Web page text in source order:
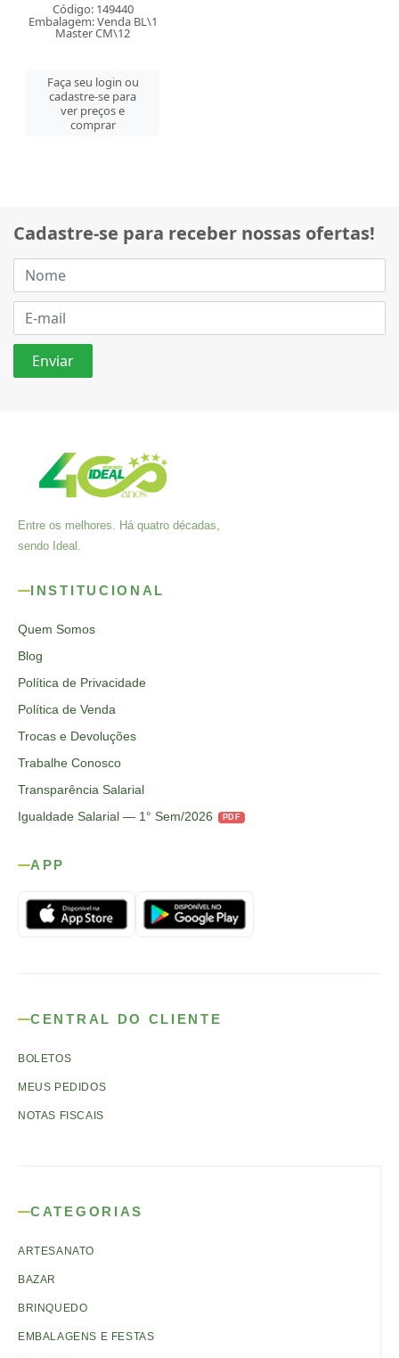
Código: 149440
Embalagem: Venda BL\1
Master CM\12
Faça seu login ou
cadastre-se para
ver preços e
comprar
Cadastre-se para receber nossas ofertas!
Entre os melhores. Há quatro décadas,
sendo Ideal.
INSTITUCIONAL
Quem Somos
Blog
Política de Privacidade
Política de Venda
Trocas e Devoluções
Trabalhe Conosco
Transparência Salarial
Igualdade Salarial — 1° Sem/2026
PDF
APP
CENTRAL DO CLIENTE
BOLETOS
MEUS PEDIDOS
NOTAS FISCAIS
CATEGORIAS
ARTESANATO
BAZAR
BRINQUEDO
EMBALAGENS E FESTAS